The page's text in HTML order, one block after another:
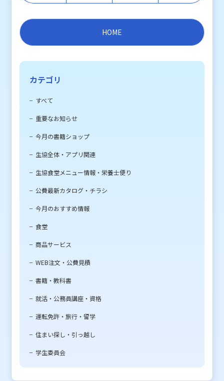
HOME
カテゴリ
すべて
重要なお知らせ
今月の書籍ショップ
生協全体・アプリ関連
生協食堂メニュー情報・栄養士便り
公費最新カタログ・チラシ
今月のおすすめ情報
食堂
商品サービス
WEB注文・公費見積
書籍・教科書
就活・公務員講座・資格
運転免許・旅行・留学
住まい探し・引っ越し
学生委員会